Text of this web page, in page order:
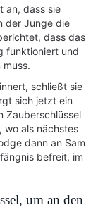
an, dass sie
der Junge die
dass das
funktioniert und
muss.
schließt sie
sich jetzt ein
Zauberschlüssel
wo als nächstes
dann an Sam
befreit, im
um an den